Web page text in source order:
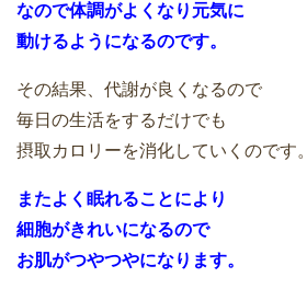
なので体調がよくなり元気に
動けるようになるのです。
その結果、代謝が良くなるので
毎日の生活をするだけでも
摂取カロリーを消化していくのです。
またよく眠れることにより
細胞がきれいになるので
お肌がつやつやになります。